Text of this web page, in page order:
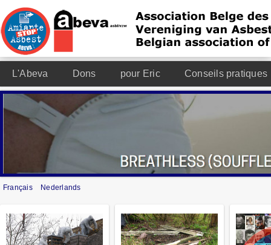
L'Abeva Dons pour Eric Conseils pratiques
Français Nederlands